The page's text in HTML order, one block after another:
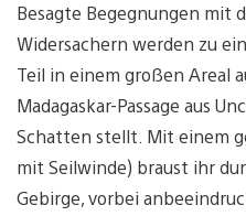
Besagte Begegnungen mit
Widersachern werden zu
Teil in einem großen Areal
Madagaskar-Passage aus
Schatten stellt. Mit einem
mit Seilwinde) braust ihr
Gebirge, vorbei